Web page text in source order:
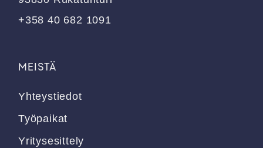
+358 40 682 1091
MEISTÄ
Yhteystiedot
Työpaikat
Yritysesittely